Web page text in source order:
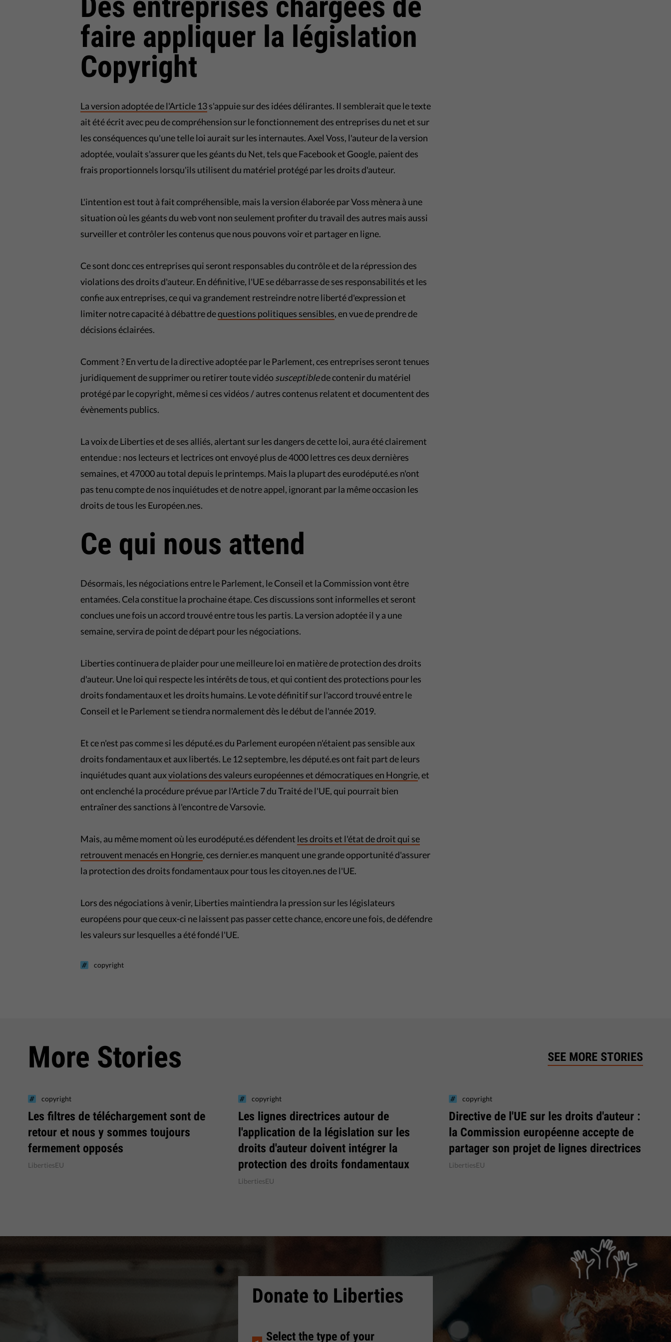
faire appliquer la législation
Copyright
La version adoptée de l'Article 13s'appuie sur des idées délirantes. Il semblerait que le texte
ait été écrit avec peu de compréhension sur le fonctionnement des entreprises du net et sur
les conséquences qu'une telle loi aurait sur les internautes. Axel Voss, l'auteur de la version
adoptée, voulait s'assurer que les géants du Net, tels que Facebook et Google, paient des
frais proportionnels lorsqu'ils utilisent du matériel protégé par les droits d'auteur.
L'intention est tout à fait compréhensible, mais la version élaborée par Voss mènera à une
situation où les géants du web vont non seulement profiter du travail des autres mais aussi
surveiller et contrôler les contenus que nous pouvons voir et partager en ligne.
Ce sont donc ces entreprises qui seront responsables du contrôle et de la répression des
violations des droits d'auteur. En définitive, l'UE se débarrasse de ses responsabilités et les
confie aux entreprises, ce qui va grandement restreindre notre liberté d'expression et
limiter notre capacité à débattre dequestions politiques sensibles, en vue de prendre de
décisions éclairées.
Comment ? En vertu de la directive adoptée par le Parlement, ces entreprises seront tenues
juridiquement de supprimer ou retirer toute vidéosusceptiblede contenir du matériel
protégé par le copyright, même si ces vidéos / autres contenus relatent et documentent des
évènements publics.
La voix de Liberties et de ses alliés, alertant sur les dangers de cette loi, aura été clairement
entendue : nos lecteurs et lectrices ont envoyé plus de 4000 lettres ces deux dernières
semaines, et 47000 au total depuis le printemps. Mais la plupart des eurodéputé.es n'ont
pas tenu compte de nos inquiétudes et de notre appel, ignorant par la même occasion les
droits de tous les Européen.nes.
Ce qui nous attend
Désormais, les négociations entre le Parlement, le Conseil et la Commission vont être
entamées. Cela constitue la prochaine étape. Ces discussions sont informelles et seront
conclues une fois un accord trouvé entre tous les partis. La version adoptée il y a une
semaine, servira de point de départ pour les négociations.
Liberties continuera de plaider pour une meilleure loi en matière de protection des droits
d'auteur. Une loi qui respecte les intérêts de tous, et qui contient des protections pour les
droits fondamentaux et les droits humains. Le vote définitif sur l'accord trouvé entre le
Conseil et le Parlement se tiendra normalement dès le début de l'année 2019.
Et ce n'est pas comme si les député.es du Parlement européen n'étaient pas sensible aux
droits fondamentaux et aux libertés. Le 12 septembre, les député.es ont fait part de leurs
inquiétudes quant auxviolations des valeurs européennes et démocratiques en Hongrie, et
ont enclenché la procédure prévue par l'Article 7 du Traité de l'UE, qui pourrait bien
entraîner des sanctions à l'encontre de Varsovie.
Mais, au même moment où les eurodéputé.es défendent les droits et l'état de droit qui se
retrouvent menacés en Hongrie, ces dernier.es manquent une grande opportunité d'assurer
la protection des droits fondamentaux pour tous les citoyen.nes de l'UE.
Lors des négociations à venir, Liberties maintiendra la pression sur les législateurs
européens pour que ceux-ci ne laissent pas passer cette chance, encore une fois, de défendre
les valeurs sur lesquelles a été fondé l'UE.
copyright
More Stories SEE MORE STORIES
copyright
Les filtres de téléchargement sont de
retour et nous y sommes toujours
fermement opposés
LibertiesEU
copyright
Les lignes directrices autour de
l'application de la législation sur les
droits d'auteur doivent intégrer la
protection des droits fondamentaux
LibertiesEU
copyright
Directive de l'UE sur les droits d'auteur :
la Commission européenne accepte de
partager son projet de lignes directrices
LibertiesEU
Donate to Liberties
Select the type of your